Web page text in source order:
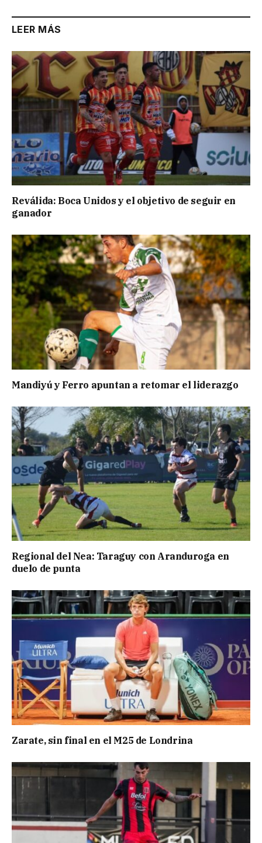
LEER MÁS
Reválida: Boca Unidos y el objetivo de seguir en
ganador
Mandiyú y Ferro apuntan a retomar el liderazgo
Regional del Nea: Taraguy con Aranduroga en
duelo de punta
Zarate, sin final en el M25 de Londrina